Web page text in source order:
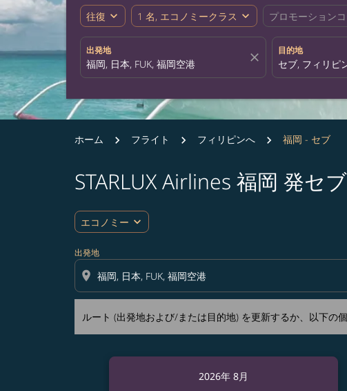
往復 expand_more 1 名, エコノミークラス expand_more プロモーション
出発地
close
目的地
ホーム フライト フィリピンへ 福岡 - セブ
STARLUX Airlines 福岡 発セ
エコノミー expand_more
出発地
location_on
ルート (出発地および/または目的地) を更新するか、以下の
ルート (出発地および/または目的地) を更新するか、
2026年 8月